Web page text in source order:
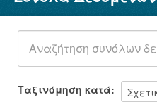
Φορείς
Ομάδες
Σχετικά
Ταξινόμηση κατά